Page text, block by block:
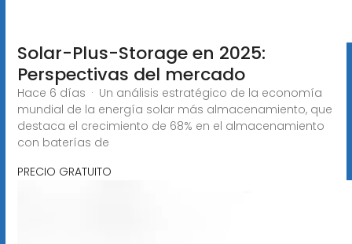
Solar-Plus-Storage en 2025:
Perspectivas del mercado
Hace 6 días · Un análisis estratégico de la economía
mundial de la energía solar más almacenamiento, que
destaca el crecimiento de 68% en el almacenamiento
con baterías de
PRECIO GRATUITO